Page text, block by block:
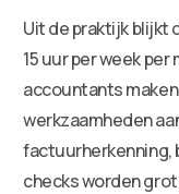
Uit de praktijk
15 uur per week
accountants
werkzaamheden
factuurherkenning,
checks worden